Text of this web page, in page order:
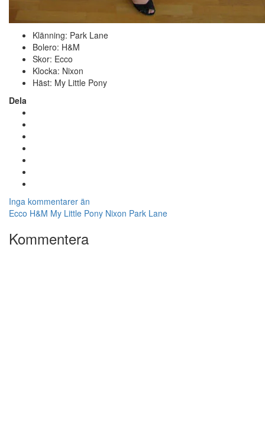
Klänning: Park Lane
Bolero: H&M
Skor: Ecco
Klocka: Nixon
Häst: My Little Pony
Dela
Inga kommentarer än
Ecco H&M My Little Pony Nixon Park Lane
Kommentera